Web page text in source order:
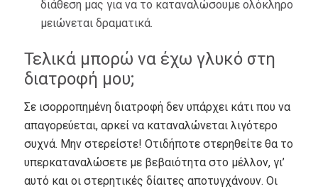
διάθεση μας για να το καταναλώσουμε ολόκληρο
μειώνεται δραματικά.
Τελικά μπορώ να έχω γλυκό στη
διατροφή μου;
Σε ισορροπημένη διατροφή δεν υπάρχει κάτι που να
απαγορεύεται, αρκεί να καταναλώνεται λιγότερο
συχνά. Μην στερείστε! Οτιδήποτε στερηθείτε θα το
υπερκαταναλώσετε με βεβαιότητα στο μέλλον, γι’
αυτό και οι στερητικές δίαιτες αποτυγχάνουν. Οι